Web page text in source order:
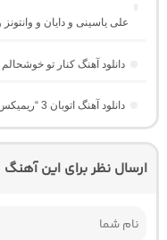
علی یاسینی و دایان و
دانلود آهنگ کنار تو خوشحالم
دانلود آهنگ اتوبان 3 “ریمیکس ترکیبی متفاوت طولانی” از دیجی سید
ارسال نظر برای این آهنگ